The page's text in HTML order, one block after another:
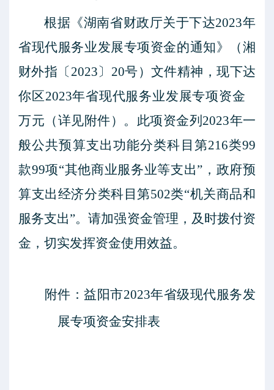
根据《湖南省财政厅关于下达2023年
省现代服务业发展专项资金的通知》（湘
财外指〔 2023〕 20号）文件精神，现下达
你区2023年省现代服务业发展专项资金
万元（详见附件）。此项资金列 2023年一
般公共预算支出功能分类科目第216类99
款99项“其他商业服务业等支出”，政府预
算支出经济分类科目第502类“机关商品和
服务支出”。请加强资金管理，及时拨付资
金，切实发挥资金使用效益。
附件：益阳市2023年省级现代服务发
展专项资金安排表